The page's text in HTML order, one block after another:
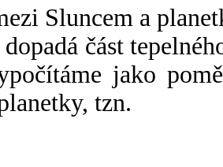
Sluncem a
část
jako
tzn.